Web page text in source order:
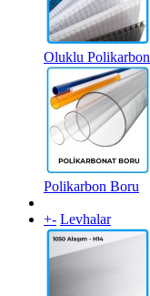
Oluklu Polikarbon
Polikarbon Boru
+- Levhalar